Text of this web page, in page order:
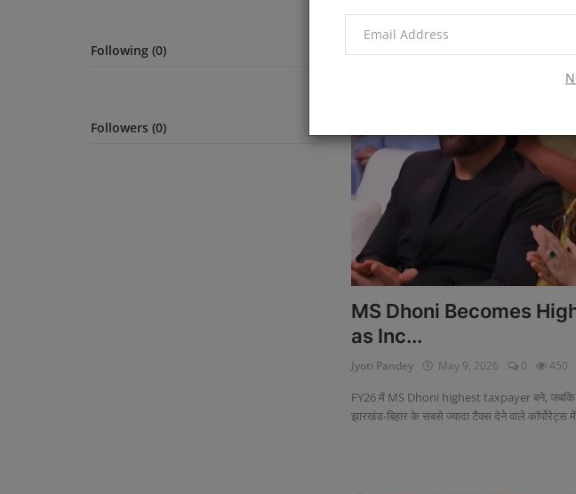
Following (0)
Followers (0)
MS Dhoni Becomes
as Inc...
Jyoti Pandey May 9, 2026 0 450
FY26 में MS Dhoni highest taxpayer बने,
झारखंड-बिहार के सबसे ज्यादा टैक्स देने वाले कॉर्पोरेट्स